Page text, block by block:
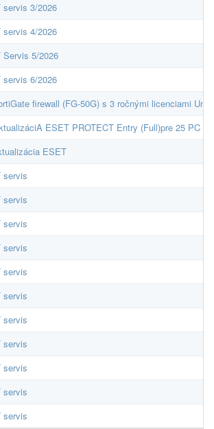
servis 3/2026
servis 4/2026
Servis 5/2026
servis 6/2026
firewall (FG-50G) s 3 ročnými licenciami
ESET PROTECT Entry (Full)pre 25 PC
ESET
servis
servis
servis
servis
servis
servis
servis
servis
servis
servis
servis